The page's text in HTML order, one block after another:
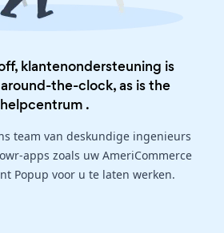
klantenondersteuning is
the-clock, as is the
helpcentrum .
team van deskundige ingenieurs
apps zoals uw AmeriCommerce
Popup voor u te laten werken.